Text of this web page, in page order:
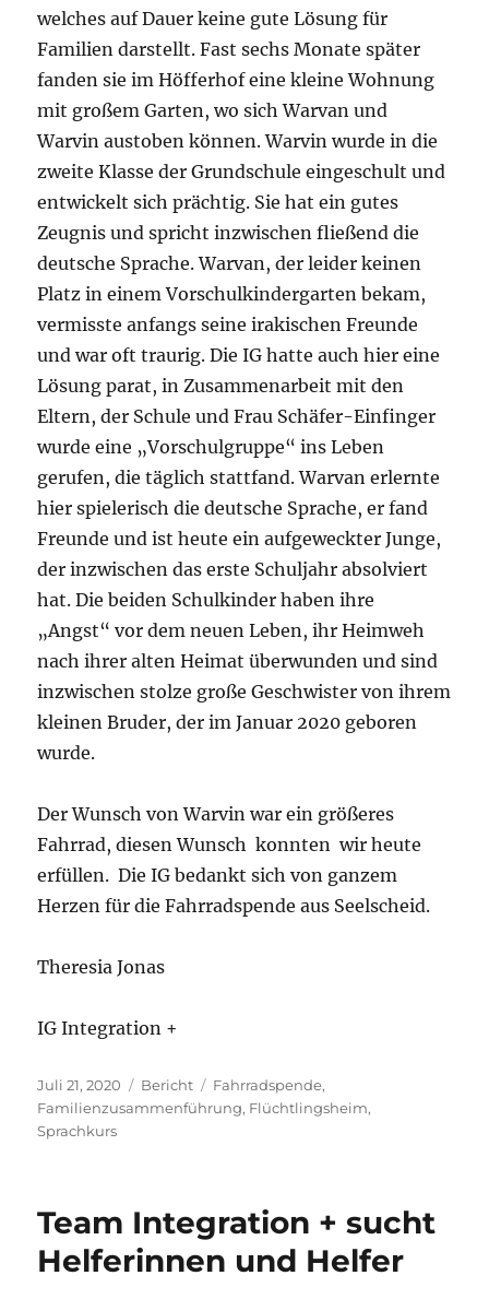
welches auf Dauer keine gute Lösung für
Familien darstellt. Fast sechs Monate später
fanden sie im Höfferhof eine kleine Wohnung
mit großem Garten, wo sich Warvan und
Warvin austoben können. Warvin wurde in die
zweite Klasse der Grundschule eingeschult und
entwickelt sich prächtig. Sie hat ein gutes
Zeugnis und spricht inzwischen fließend die
deutsche Sprache. Warvan, der leider keinen
Platz in einem Vorschulkindergarten bekam,
vermisste anfangs seine irakischen Freunde
und war oft traurig. Die IG hatte auch hier eine
Lösung parat, in Zusammenarbeit mit den
Eltern, der Schule und Frau Schäfer-Einfinger
wurde eine „Vorschulgruppe“ ins Leben
gerufen, die täglich stattfand. Warvan erlernte
hier spielerisch die deutsche Sprache, er fand
Freunde und ist heute ein aufgeweckter Junge,
der inzwischen das erste Schuljahr absolviert
hat. Die beiden Schulkinder haben ihre
„Angst“ vor dem neuen Leben, ihr Heimweh
nach ihrer alten Heimat überwunden und sind
inzwischen stolze große Geschwister von ihrem
kleinen Bruder, der im Januar 2020 geboren
wurde.
Der Wunsch von Warvin war ein größeres
Fahrrad, diesen Wunsch konnten wir heute
erfüllen. Die IG bedankt sich von ganzem
Herzen für die Fahrradspende aus Seelscheid.
Theresia Jonas
IG Integration +
Veröffentlicht
am
Juli 21, 2020 Kategorien
Bericht Schlagwörter
Fahrradspende,
Familienzusammenführung, Flüchtlingsheim,
Sprachkurs
Team Integration + sucht
Helferinnen und Helfer